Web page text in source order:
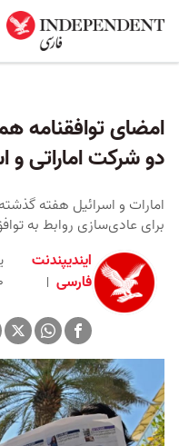
امضای توافقنامه
دو شرکت اماراتی و
امارات و اسرائیل هفته
برای عادی‌سازی روابط به
ایندیپندنت
فارسی